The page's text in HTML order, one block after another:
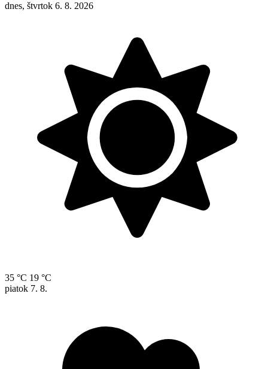
dnes, štvrtok 6. 8. 2026
35 °C 19 °C
piatok 7. 8.